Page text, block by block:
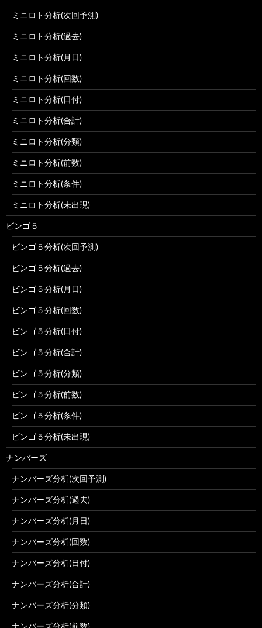
ミニロト分析(次回予測)
ミニロト分析(過去)
ミニロト分析(月日)
ミニロト分析(回数)
ミニロト分析(日付)
ミニロト分析(合計)
ミニロト分析(分類)
ミニロト分析(前数)
ミニロト分析(条件)
ミニロト分析(未出現)
ビンゴ５
ビンゴ５分析(次回予測)
ビンゴ５分析(過去)
ビンゴ５分析(月日)
ビンゴ５分析(回数)
ビンゴ５分析(日付)
ビンゴ５分析(合計)
ビンゴ５分析(分類)
ビンゴ５分析(前数)
ビンゴ５分析(条件)
ビンゴ５分析(未出現)
ナンバーズ
ナンバーズ分析(次回予測)
ナンバーズ分析(過去)
ナンバーズ分析(月日)
ナンバーズ分析(回数)
ナンバーズ分析(日付)
ナンバーズ分析(合計)
ナンバーズ分析(分類)